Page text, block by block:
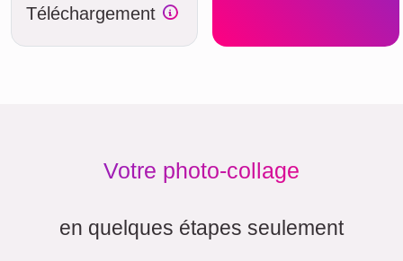
Téléchargement
Votre photo-collage
en quelques étapes seulement